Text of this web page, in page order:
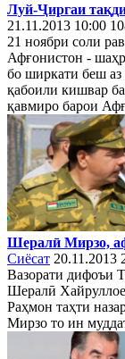
Луй-Ҷиргаи
21.11.2013 10:00
21 ноябри соли
Афғонистон -
бо ширкати беш аз
қабоили кишвар
қавмиро барои
Шералӣ Мирзо,
Сиёсат 20.11.2013
Вазорати дифоъи
Шералӣ
Раҳмон таҳти
Мирзо то ин